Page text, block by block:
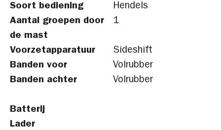
Soort bediening
Hendels
Aantal groepen door
de mast
1
Voorzetapparatuur
Sideshift
Banden voor
Volrubber
Banden achter
Volrubber
Batterij
Lader